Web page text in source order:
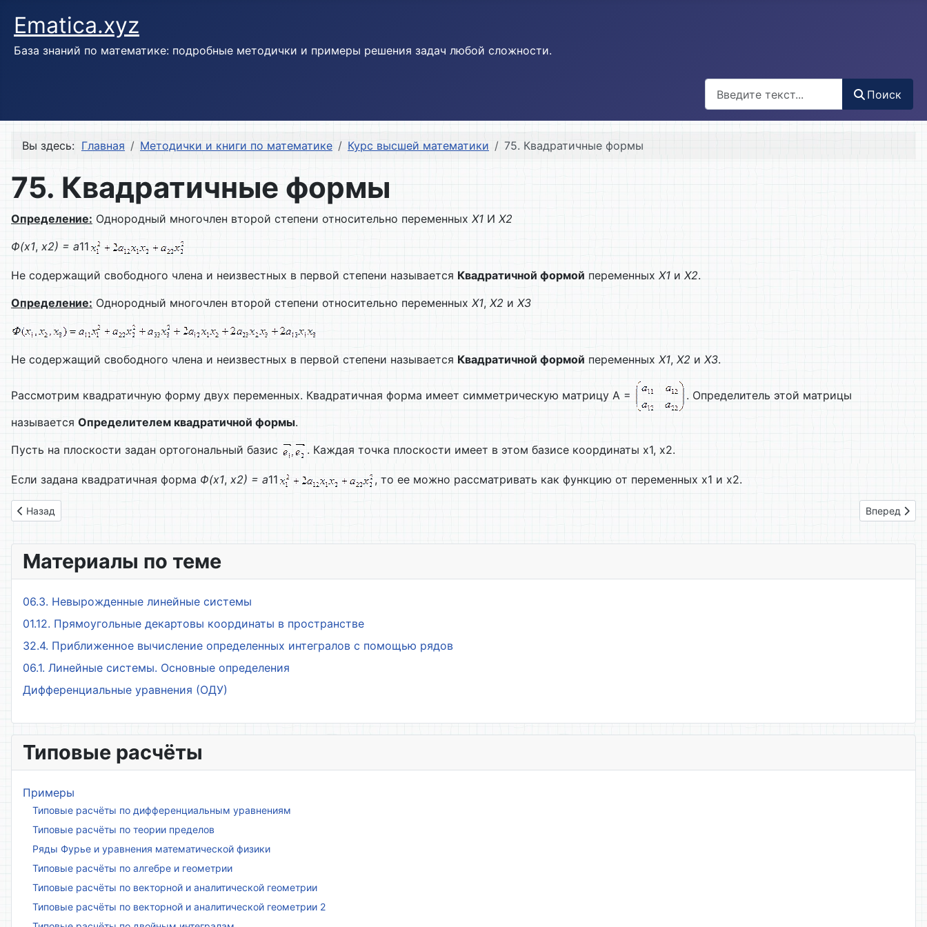
Ematica.xyz
База знаний по математике: подробные методички и примеры решения задач любой сложности.
Поиск
Вы здесь: Главная Методички и книги по математике Курс высшей математики 75. Квадратичные формы
75. Квадратичные формы
Определение: Однородный многочлен второй степени относительно переменных Х1 И Х2
Ф(х1, х2) = а11
Не содержащий свободного члена и неизвестных в первой степени называется Квадратичной формой переменных Х1 и Х2.
Определение: Однородный многочлен второй степени относительно переменных Х1, Х2 и Х3
Не содержащий свободного члена и неизвестных в первой степени называется Квадратичной формой переменных Х1, Х2 и Х3.
Рассмотрим квадратичную форму двух переменных. Квадратичная форма имеет симметрическую матрицу А =
. Определитель этой матрицы
называется Определителем квадратичной формы.
Пусть на плоскости задан ортогональный базис
. Каждая точка плоскости имеет в этом базисе координаты х1, х2.
Если задана квадратичная форма Ф(х1, х2) = а11 , то ее можно рассматривать как функцию от переменных х1 и х2.
Предыдущий: 74. Собственные значения и собственные векторы линейного преобразования
Назад Следующий:
Вперед
Материалы по теме
06.3. Невырожденные линейные системы
01.12. Прямоугольные декартовы координаты в пространстве
32.4. Приближенное вычисление определенных интегралов с помощью рядов
06.1. Линейные системы. Основные определения
Дифференциальные уравнения (ОДУ)
Типовые расчёты
Примеры
Типовые расчёты по дифференциальным уравнениям
Типовые расчёты по теории пределов
Ряды Фурье и уравнения математической физики
Типовые расчёты по алгебре и геометрии
Типовые расчёты по векторной и аналитической геометрии
Типовые расчёты по векторной и аналитической геометрии 2